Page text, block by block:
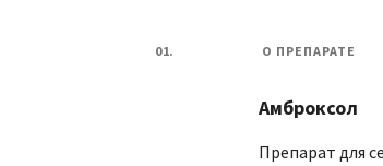
01. О ПРЕПАРАТЕ
Амброксол
Препарат для